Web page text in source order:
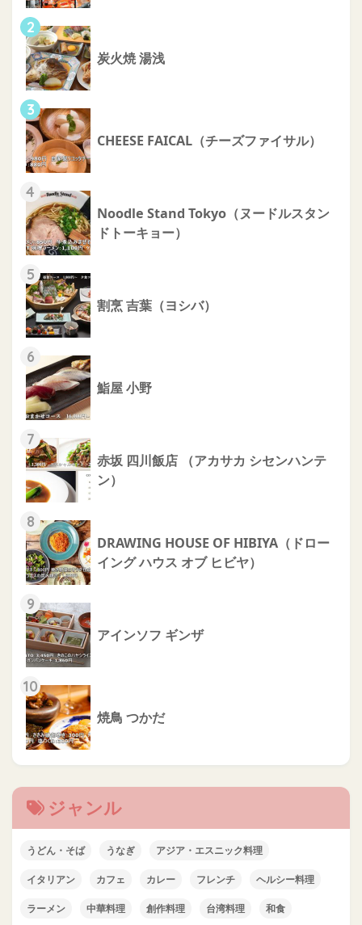
2
炭火焼 湯浅
3
CHEESE FAICAL（チーズファイサル）
4
Noodle Stand Tokyo（ヌードルスタン
ドトーキョー）
5
割烹 吉葉（ヨシバ）
6
鮨屋 小野
7
赤坂 四川飯店 （アカサカ シセンハンテ
ン）
8
DRAWING HOUSE OF HIBIYA（ドロー
イング ハウス オブ ヒビヤ）
9
アインソフ ギンザ
10
焼鳥 つかだ
ジャンル
うどん・そば うなぎ アジア・エスニック料理
イタリアン カフェ カレー フレンチ ヘルシー料理
ラーメン 中華料理 創作料理 台湾料理 和食